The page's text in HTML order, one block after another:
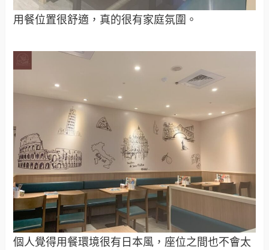
用餐位置很舒適，真的很有家庭氛圍。
個人覺得用餐環境很有日本風，座位之間也不會太